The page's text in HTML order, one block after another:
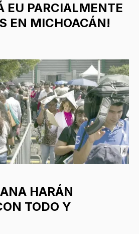
EU PARCIALMENTE
EN MICHOACÁN!
HARÁN
TODO Y